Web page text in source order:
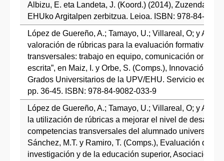
Albizu, E. eta Landeta, J. (Koord.) (2014),
EHUko Argitalpen zerbitzua. Leioa. ISBN: 978-84-
López de Guereño, A.; Tamayo, U.; Villareal, O; y
valoración de rúbricas para la evaluación formativa de
transversales: trabajo en equipo, comunicación oral y
escrita”, en Maiz, I. y Orbe, S. (Comps.), Innovación y
Grados Universitarios de la UPV/EHU. Servicio
pp. 36-45. ISBN: 978-84-9082-033-9
López de Guereño, A.; Tamayo, U.; Villareal, O; y
la utilización de rúbricas a mejorar el nivel de
competencias transversales del alumnado
Sánchez, M.T. y Ramiro, T. (Comps.), Evaluación de la
investigación y de la educación superior, Asociación